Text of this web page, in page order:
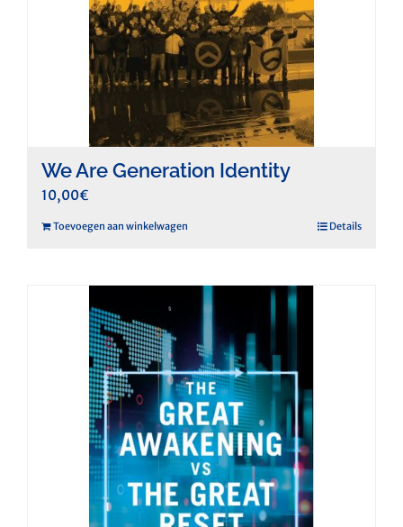
We Are Generation Identity
10,00€
Toevoegen aan winkelwagen Details